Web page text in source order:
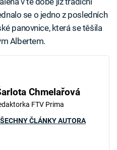
se o jedno z posledních
panovnice, která se těšila
Albertem.
Chmelařová
FTV Prima
ČLÁNKY AUTORA